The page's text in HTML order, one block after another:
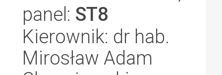
panel: ST8
Kierownik: dr hab.
Mirosław Adam